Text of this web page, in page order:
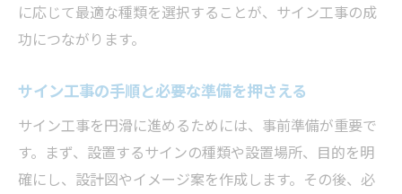
に応じて最適な種類を選択することが、サイン工事の成
功につながります。
サイン工事の手順と必要な準備を押さえる
サイン工事を円滑に進めるためには、事前準備が重要で
す。まず、設置するサインの種類や設置場所、目的を明
確にし、設計図やイメージ案を作成します。その後、必